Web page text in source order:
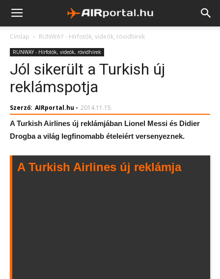
Címlap RUNWAY - Hírfotók, videók, rövidhírek
RUNWAY - Hírfotók, videók, rövidhírek
Jól sikerült a Turkish új
reklámspotja
Szerző: AIRportal.hu - 2014.11.15.
A Turkish Airlines új reklámjában Lionel Messi és Didier
Drogba a világ legfinomabb ételeiért versenyeznek.
A Turkish Airlines új reklámja